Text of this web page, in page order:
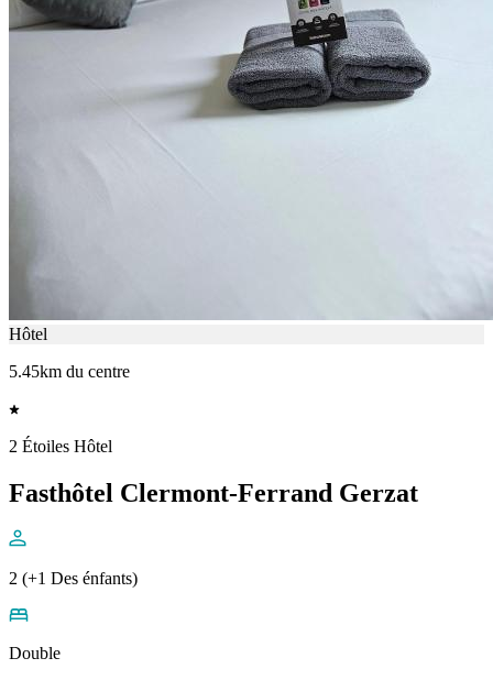
Hôtel
5.45km du centre
2 Étoiles Hôtel
Fasthôtel Clermont-Ferrand Gerzat
2 (+1 Des énfants)
Double